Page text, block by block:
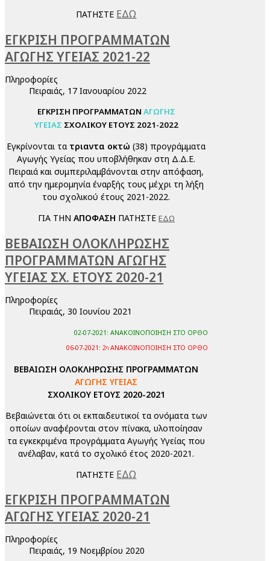
ΠΑΤΗΣΤΕ ΕΔΩ
ΕΓΚΡΙΣΗ ΠΡΟΓΡΑΜΜΑΤΩΝ
ΑΓΩΓΗΣ ΥΓΕΙΑΣ 2021-22
Πληροφορίες
Πειραιάς, 17 Ιανουαρίου 2022
ΕΓΚΡΙΣΗ ΠΡΟΓΡΑΜΜΑΤΩΝ ΑΓΩΓΗΣ
ΥΓΕΙΑΣ ΣΧΟΛΙΚΟΥ ΕΤΟΥΣ 2021-2022
Εγκρίνονται τα τριαντα οκτώ(38) προγράμματα
Αγωγής Υγείας που υποβλήθηκαν στη Δ.Δ.Ε.
Πειραιά και συμπεριλαμβάνονται στην απόφαση,
από την ημερομηνία έναρξής τους μέχρι τη λήξη
του σχολικού έτους 2021-2022.
ΓΙΑ ΤΗΝ ΑΠΟΦΑΣΗ ΠΑΤΗΣΤΕ ΕΔΩ
ΒΕΒΑΙΩΣΗ ΟΛΟΚΛΗΡΩΣΗΣ
ΠΡΟΓΡΑΜΜΑΤΩΝ ΑΓΩΓΗΣ
ΥΓΕΙΑΣ ΣΧ. ΕΤΟΥΣ 2020-21
Πληροφορίες
Πειραιάς, 30 Ιουνίου 2021
02-07-2021: ΑΝΑΚΟΙΝΟΠΟΙΗΣΗ ΣΤΟ ΟΡΘΟ
06-07-2021: 2ηΑΝΑΚΟΙΝΟΠΟΙΗΣΗ ΣΤΟ ΟΡΘΟ
ΒΕΒΑΙΩΣΗ ΟΛΟΚΛΗΡΩΣΗΣ ΠΡΟΓΡΑΜΜΑΤΩΝ
ΑΓΩΓΗΣ ΥΓΕΙΑΣ
ΣΧΟΛΙΚΟΥ ΕΤΟΥΣ 2020-2021
Βεβαιώνεται ότι οι εκπαιδευτικοί τα ονόματα των
οποίων αναφέρονται στον πίνακα, υλοποίησαν
τα εγκεκριμένα προγράμματα Αγωγής Υγείας που
ανέλαβαν, κατά το σχολικό έτος 2020-2021.
ΠΑΤΗΣΤΕ ΕΔΩ
ΕΓΚΡΙΣΗ ΠΡΟΓΡΑΜΜΑΤΩΝ
ΑΓΩΓΗΣ ΥΓΕΙΑΣ 2020-21
Πληροφορίες
Πειραιάς, 19 Νοεμβρίου 2020